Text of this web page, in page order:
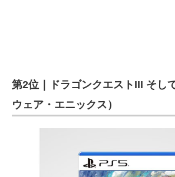
第2位｜ドラゴンクエストIII そし
ウェア・エニックス）